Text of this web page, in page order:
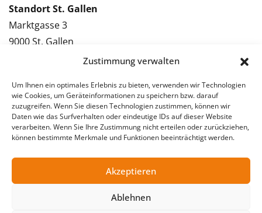
Zustimmung verwalten
Um Ihnen ein optimales Erlebnis zu bieten, verwenden wir Technologien
wie Cookies, um Geräteinformationen zu speichern bzw. darauf
zuzugreifen. Wenn Sie diesen Technologien zustimmen, können wir
Daten wie das Surfverhalten oder eindeutige IDs auf dieser Website
verarbeiten. Wenn Sie Ihre Zustimmung nicht erteilen oder zurückziehen,
können bestimmte Merkmale und Funktionen beeinträchtigt werden.
Akzeptieren
Ablehnen
Standort St. Gallen
Marktgasse 3
9000 St. Gallen
Tel.: 071 228 09 09
Bewerbung St. Gallen
Vakanzmeldung St. Gallen
© 2026 Stellentreff AG